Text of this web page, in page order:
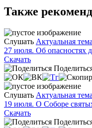
Также
Слушать Актуальная тема
27 июля. Об опасностях
Скачать
Слушать Актуальная тема
19 июля. О Соборе
Скачать